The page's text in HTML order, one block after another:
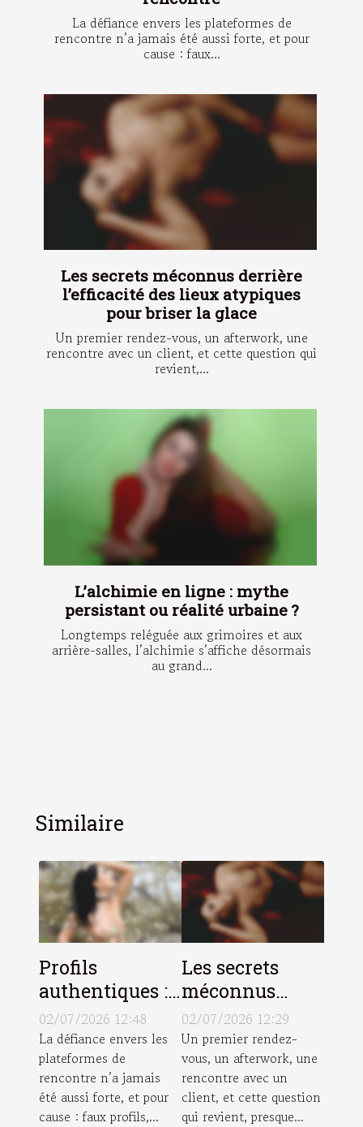
La défiance envers les plateformes de
rencontre n’a jamais été aussi forte, et pour
cause : faux...
Les secrets méconnus derrière
l’efficacité des lieux atypiques
pour briser la glace
Un premier rendez-vous, un afterwork, une
rencontre avec un client, et cette question qui
revient,...
L’alchimie en ligne : mythe
persistant ou réalité urbaine ?
Longtemps reléguée aux grimoires et aux
arrière-salles, l’alchimie s’affiche désormais
au grand...
Similaire
Profils
authentiques :
pourquoi ils
changent
l’expérience de
la rencontre
02/07/2026 12:48
La défiance envers les
plateformes de
rencontre n’a jamais
été aussi forte, et pour
cause : faux profils,...
Les secrets
méconnus
derrière
l’efficacité des
lieux atypiques
pour briser la
glace
02/07/2026 12:29
Un premier rendez-
vous, un afterwork, une
rencontre avec un
client, et cette question
qui revient, presque...